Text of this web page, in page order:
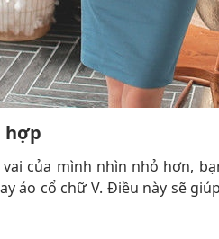
hợp
của mình nhìn nhỏ hơn,
áo cổ chữ V. Điều này sẽ